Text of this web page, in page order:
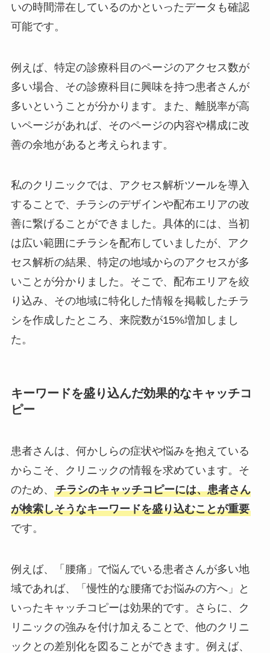
いの時間滞在しているのかといったデータも確認
可能です。
例えば、特定の診療科目のページのアクセス数が
多い場合、その診療科目に興味を持つ患者さんが
多いということが分かります。また、離脱率が高
いページがあれば、そのページの内容や構成に改
善の余地があると考えられます。
私のクリニックでは、アクセス解析ツールを導入
することで、チラシのデザインや配布エリアの改
善に繋げることができました。具体的には、当初
は広い範囲にチラシを配布していましたが、アク
セス解析の結果、特定の地域からのアクセスが多
いことが分かりました。そこで、配布エリアを絞
り込み、その地域に特化した情報を掲載したチラ
シを作成したところ、来院数が15%増加しまし
た。
キーワードを盛り込んだ効果的なキャッチコ
ピー
患者さんは、何かしらの症状や悩みを抱えている
からこそ、クリニックの情報を求めています。そ
のため、 チラシのキャッチコピーには、患者さん
が検索しそうなキーワードを盛り込むことが重要
です。
例えば、「腰痛」で悩んでいる患者さんが多い地
域であれば、「慢性的な腰痛でお悩みの方へ」と
いったキャッチコピーは効果的です。さらに、ク
リニックの強みを付け加えることで、他のクリニ
ックとの差別化を図ることができます。例えば、